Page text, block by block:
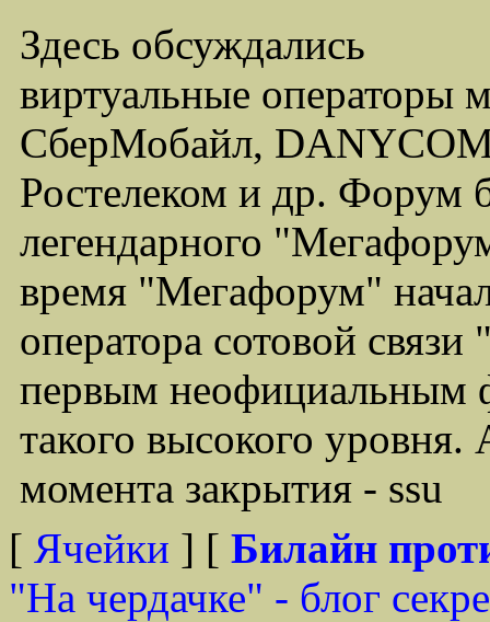
Здесь обсуждались
виртуальные операторы
СберМобайл,
Ростелеком и др. Форум
легендарного
время "Мегафорум"
оператора сотовой
первым неофициальным
такого высокого
момента закрытия - ssu
[ Ячейки ] [ Билайн
"На чердачке" - блог